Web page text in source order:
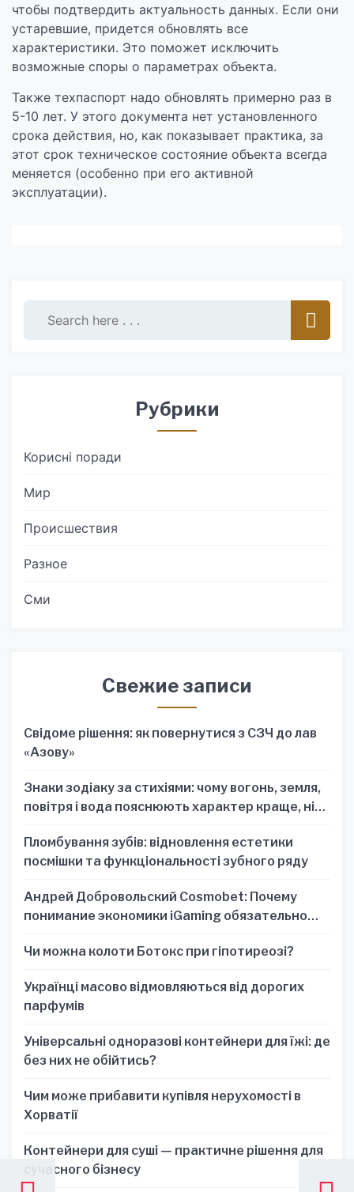
чтобы подтвердить актуальность данных. Если они
устаревшие, придется обновлять все
характеристики. Это поможет исключить
возможные споры о параметрах объекта.
Также техпаспорт надо обновлять примерно раз в
5-10 лет. У этого документа нет установленного
срока действия, но, как показывает практика, за
этот срок техническое состояние объекта всегда
меняется (особенно при его активной
эксплуатации).
Рубрики
Корисні поради
Мир
Происшествия
Разное
Сми
Свежие записи
Свідоме рішення: як повернутися з СЗЧ до лав
«Азову»
Знаки зодіаку за стихіями: чому вогонь, земля,
повітря і вода пояснюють характер краще, ніж
Пломбування зубів: відновлення естетики
посмішки та функціональності зубного ряду
Андрей Добровольский Cosmobet: Почему
понимание экономики iGaming обязательно
Чи можна колоти Ботокс при гіпотиреозі?
Українці масово відмовляються від дорогих
парфумів
Універсальні одноразові контейнери для їжі: де
без них не обійтись?
Чим може прибавити купівля нерухомості в
Хорватії
Контейнери для суші — практичне рішення для
сучасного бізнесу